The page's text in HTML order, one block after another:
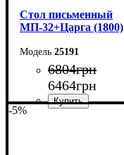
Cтол письменный
МП-32+Царга (1800)
25191
6804грн
6464грн
-5%